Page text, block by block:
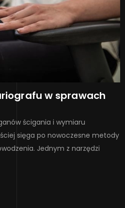
w sprawach
ścigania i wymiaru
sięga po nowoczesne metody
Jednym z narzędzi